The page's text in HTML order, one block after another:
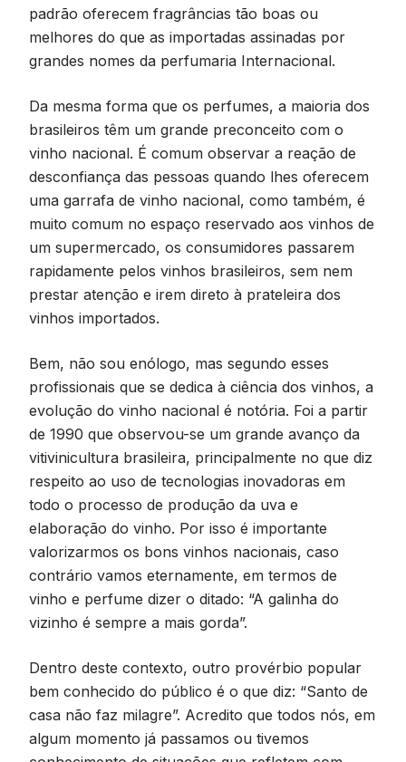
padrão oferecem fragrâncias tão boas ou
melhores do que as importadas assinadas por
grandes nomes da perfumaria Internacional.
Da mesma forma que os perfumes, a maioria dos
brasileiros têm um grande preconceito com o
vinho nacional. É comum observar a reação de
desconfiança das pessoas quando lhes oferecem
uma garrafa de vinho nacional, como também, é
muito comum no espaço reservado aos vinhos de
um supermercado, os consumidores passarem
rapidamente pelos vinhos brasileiros, sem nem
prestar atenção e irem direto à prateleira dos
vinhos importados.
Bem, não sou enólogo, mas segundo esses
profissionais que se dedica à ciência dos vinhos, a
evolução do vinho nacional é notória. Foi a partir
de 1990 que observou-se um grande avanço da
vitivinicultura brasileira, principalmente no que diz
respeito ao uso de tecnologias inovadoras em
todo o processo de produção da uva e
elaboração do vinho. Por isso é importante
valorizarmos os bons vinhos nacionais, caso
contrário vamos eternamente, em termos de
vinho e perfume dizer o ditado: “A galinha do
vizinho é sempre a mais gorda”.
Dentro deste contexto, outro provérbio popular
bem conhecido do público é o que diz: “Santo de
casa não faz milagre”. Acredito que todos nós, em
algum momento já passamos ou tivemos